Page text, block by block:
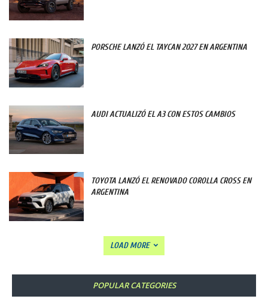
PORSCHE LANZÓ EL TAYCAN 2027 EN ARGENTINA
AUDI ACTUALIZÓ EL A3 CON ESTOS CAMBIOS
TOYOTA LANZÓ EL RENOVADO COROLLA CROSS EN
ARGENTINA
LOAD MORE
POPULAR CATEGORIES